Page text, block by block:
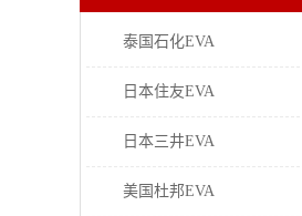
泰国石化EVA
日本住友EVA
日本三井EVA
美国杜邦EVA